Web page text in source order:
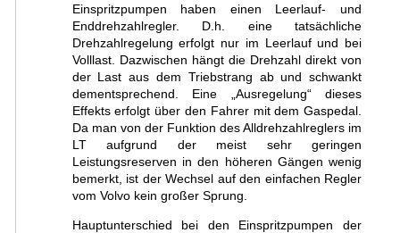
Einspritzpumpen haben einen Leerlauf- und
Enddrehzahlregler. D.h. eine tatsächliche
Drehzahlregelung erfolgt nur im Leerlauf und bei
Volllast. Dazwischen hängt die Drehzahl direkt von
der Last aus dem Triebstrang ab und schwankt
dementsprechend. Eine „Ausregelung“ dieses
Effekts erfolgt über den Fahrer mit dem Gaspedal.
Da man von der Funktion des Alldrehzahlreglers im
LT aufgrund der meist sehr geringen
Leistungsreserven in den höheren Gängen wenig
bemerkt, ist der Wechsel auf den einfachen Regler
vom Volvo kein großer Sprung.
Hauptunterschied bei den Einspritzpumpen der